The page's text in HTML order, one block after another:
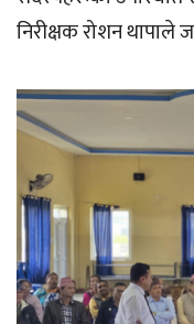
निरीक्षक रोशन थापाले